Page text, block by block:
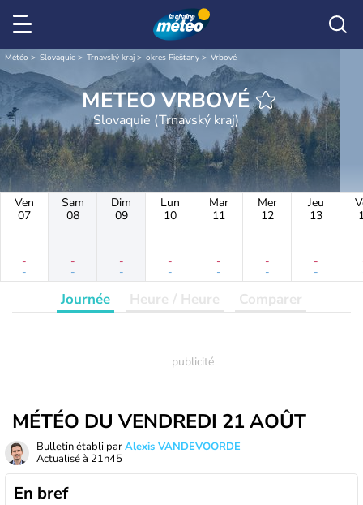
Météo Slovaquie Trnavský kraj okres Piešťany Vrbové
METEO VRBOVÉ
Slovaquie (Trnavský kraj)
Ven
07
-
-
Sam
08
-
-
Dim
09
-
-
Lun
10
-
-
Mar
11
-
-
Mer
12
-
-
Jeu
13
-
-
Journée Heure / Heure Comparer
MÉTÉO DU VENDREDI 21 AOÛT
Bulletin établi parAlexis VANDEVOORDE
Actualisé à 21h45
En bref